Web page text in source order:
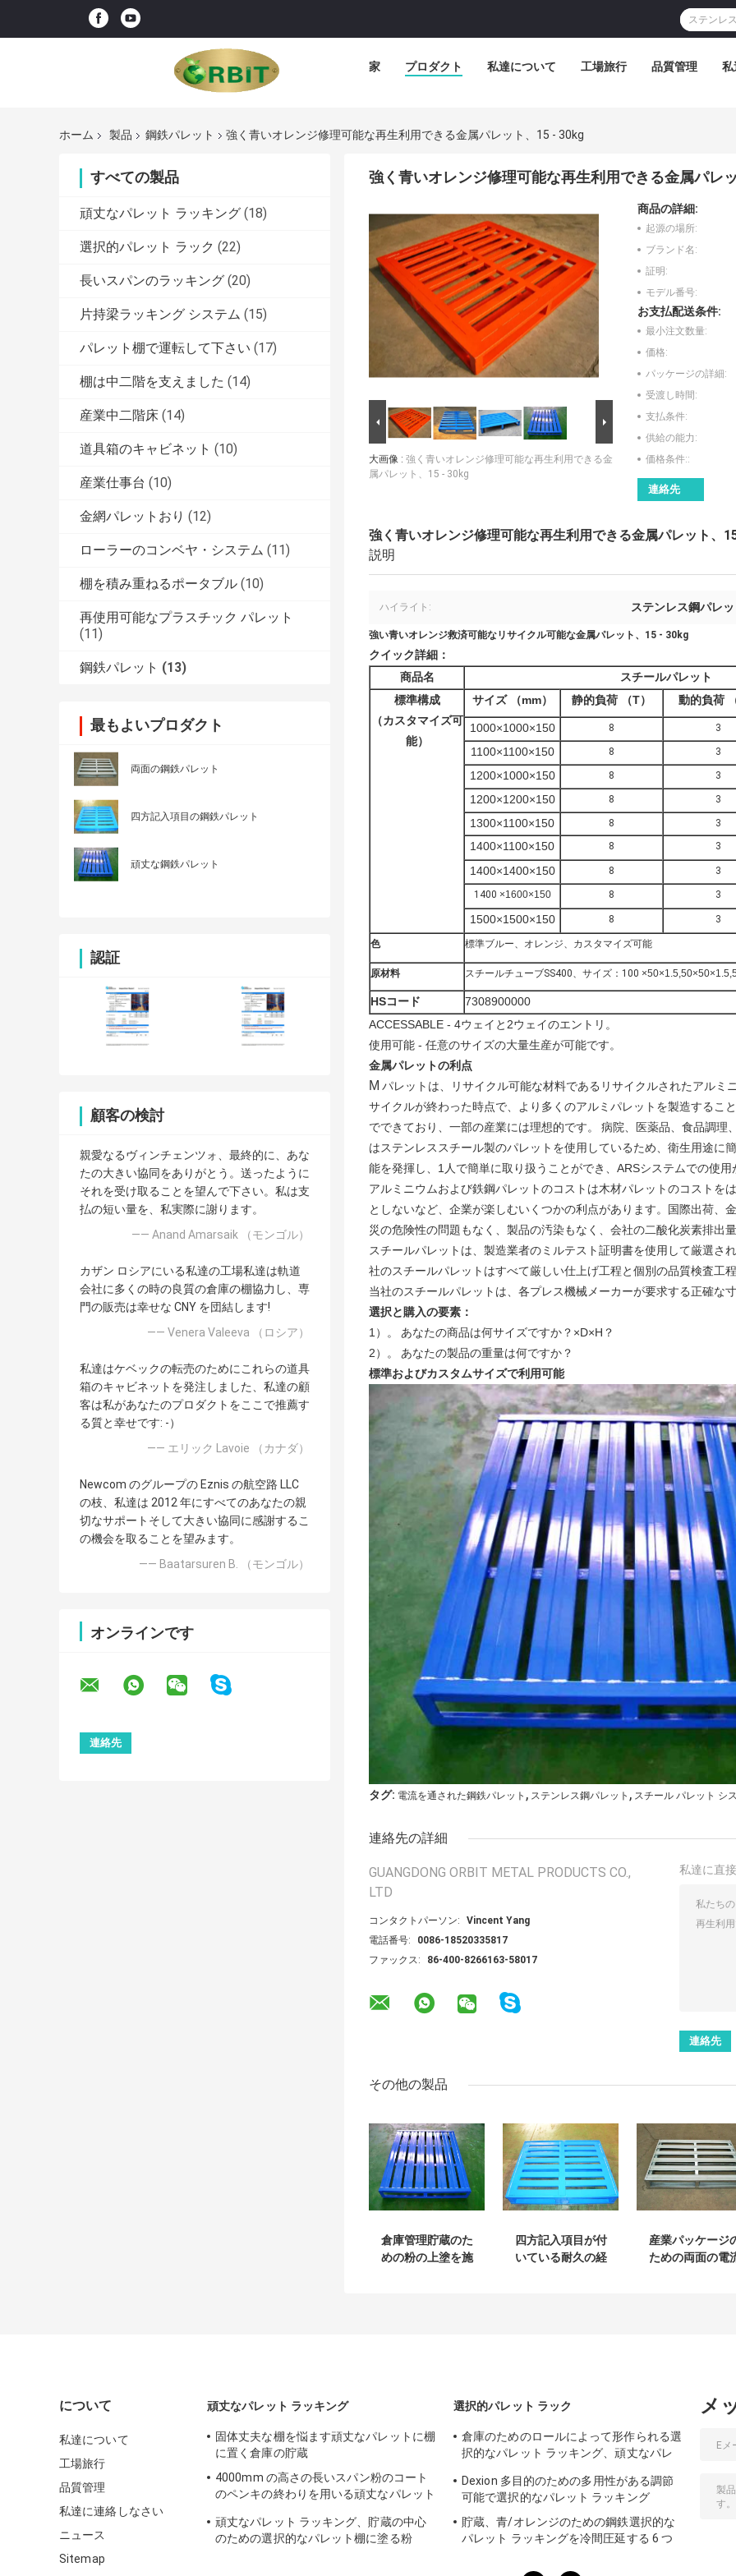
家 プロダクト 私達について 工場旅行 品質管理 私
ホーム 製品 鋼鉄パレット 強く青いオレンジ修理可能な再生利用できる金属パレット、15 - 30kg
すべての製品
頑丈なパレット ラッキング (18)
選択的パレット ラック (22)
長いスパンのラッキング (20)
片持梁ラッキング システム (15)
パレット棚で運転して下さい (17)
棚は中二階を支えました (14)
産業中二階床 (14)
道具箱のキャビネット (10)
産業仕事台 (10)
金網パレットおり (12)
ローラーのコンベヤ・システム (11)
棚を積み重ねるポータブル (10)
再使用可能なプラスチック パレット
(11)
鋼鉄パレット (13)
最もよいプロダクト
両面の鋼鉄パレット
四方記入項目の鋼鉄パレット
頑丈な鋼鉄パレット
認証
顧客の検討
親愛なるヴィンチェンツォ、最終的に、あな
たの大きい協同をありがとう。送ったように
それを受け取ることを望んで下さい。私は支
払の短い量を、私実際に謝ります。
—— Anand Amarsaik （モンゴル）
カザン ロシアにいる私達の工場私達は軌道
会社に多くの時の良質の倉庫の棚協力し、専
門の販売は幸せな CNY を団結します!
—— Venera Valeeva （ロシア）
私達はケベックの転売のためにこれらの道具
箱のキャビネットを発注しました、私達の顧
客は私があなたのプロダクトをここで推薦す
る質と幸せです: -）
—— エリック Lavoie （カナダ）
Newcom のグループの Eznis の航空路 LLC
の枝、私達は 2012 年にすべてのあなたの親
切なサポートそして大きい協同に感謝するこ
の機会を取ることを望みます。
—— Baatarsuren B. （モンゴル）
オンラインです
強く青いオレンジ修理可能な再生利用できる金属パレ
大画像 : 強く青いオレンジ修理可能な再生利用できる金
属パレット、15 - 30kg
商品の詳細:
起源の場所:
ブランド名:
証明:
モデル番号:
お支払配送条件:
最小注文数量:
価格:
パッケージの詳細:
受渡し時間:
支払条件:
供給の能力:
価格条件::
連絡先
強く青いオレンジ修理可能な再生利用できる金属パレット、
説明
ハイライト: ステンレス鋼パレ
強い青いオレンジ救済可能なリサイクル可能な金属パレット、15 - 30kg
クイック詳細：
商品名
スチールパレット
標準構成
（カスタマイズ可
能）
サイズ （mm） 静的負荷 （T） 動的負荷
1000×1000×150 8 3
1100×1100×150 8 3
1200×1000×150 8 3
1200×1200×150 8 3
1300×1100×150 8 3
1400×1100×150 8 3
1400×1400×150 8 3
1400 ×1600×150 8 3
1500×1500×150 8 3
色 標準ブルー、オレンジ、カスタマイズ可能
原材料 スチールチューブSS400、サイズ：100
HSコード
7308900000
ACCESSABLE - 4ウェイと2ウェイのエントリ。
使用可能 - 任意のサイズの大量生産が可能です。
金属パレットの利点
M パレットは、リサイクル可能な材料であるリサイクルされたアルミ
サイクルが終わった時点で、より多くのアルミパレットを製造するこ
でできており、一部の産業には理想的です。
病院、医薬品、食品調理
はステンレススチール製のパレットを使用しているため、衛生用途に
能を発揮し、1人で簡単に取り扱うことができ、ARSシステムでの使用
アルミニウムおよび鉄鋼パレットのコストは木材パレットのコストを
としないなど、企業が楽しむいくつかの利点があります。国際出荷、
災の危険性の問題もなく、製品の汚染もなく、会社の二酸化炭素排出
スチールパレットは、製造業者のミルテスト証明書を使用して厳選さ
社のスチールパレットはすべて厳しい仕上げ工程と個別の品質検査工
当社のスチールパレットは、各プレス機械メーカーが要求する正確な
選択と購入の要素：
1）。
あなたの商品は何サイズですか？×D×H？
2）。
あなたの製品の重量は何ですか？
標準およびカスタムサイズで利用可能
タグ: 電流を通された鋼鉄パレット , ステンレス鋼パレット , スチール パレット シ
連絡先の詳細
GUANGDONG ORBIT METAL PRODUCTS CO.,
LTD
コンタクトパーソン:
Vincent Yang
電話番号:
0086-18520335817
ファックス:
86-400-8266163-58017
私達に直
その他の製品
倉庫管理貯蔵のた
めの粉の上塗を施
四方記入項目が付
いている耐久の経
産業パッケージ
ための両面の電
について
私達について
工場旅行
品質管理
私達に連絡しなさい
ニュース
Sitemap
頑丈なパレット ラッキング
固体丈夫な棚を悩ます頑丈なパレットに棚
に置く倉庫の貯蔵
4000mm の高さの長いスパン粉のコート
のペンキの終わりを用いる頑丈なパレット
頑丈なパレット ラッキング、貯蔵の中心
のための選択的なパレット棚に塗る粉
選択的パレット ラック
倉庫のためのロールによって形作られる選
択的なパレット ラッキング、頑丈なパレ
Dexion 多目的のための多用性がある調節
可能で選択的なパレット ラッキング
貯蔵、青/オレンジのための鋼鉄選択的な
パレット ラッキングを冷間圧延する 6 つ
メ